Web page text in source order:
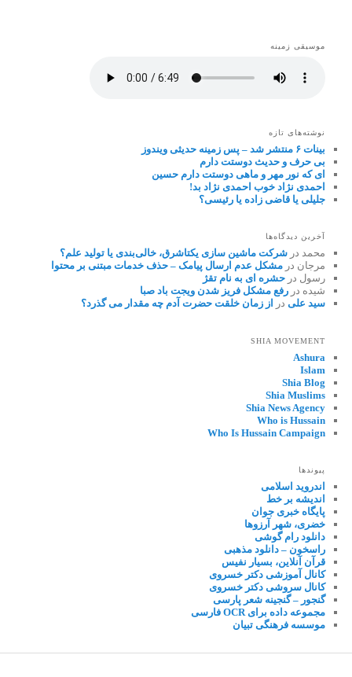
موسیقی زمینه
نوشته‌های تازه
بینات ۶ منتشر شد – پس زمینه حدیثی ویندوز
بی حرف و حدیث دوستت دارم
ای که نور مهر و ماهی دوستت دارم حسین
احمدی نژاد خوب احمدی نژاد بد!
جلیلی یا قاضی زاده یا رئیسی؟
آخرین دیدگاه‌ها
محمد درشرکت ماشین سازی یکتاشرق، خالی‌بندی یا تولید علم؟
مرجان درمشکل عدم ارسال پیامک – حذف خدمات مبتنی بر محتوا
رسول درحشره ای به نام تقژ
شیده دررفع مشکل فریز شدن ویجت باد صبا
سید علی در از زمان خلقت حضرت آدم چه مقدار می گذرد؟
SHIA MOVEMENT
Ashura
Islam
Shia Blog
Shia Muslims
Shia News Agency
Who is Hussain
Who Is Hussain Campaign
پیوندها
اندروید اسلامی
اندیشه بر خط
پایگاه خبری جوان
خضری، شهر آرزوها
دانلود رام گوشی
راسخون – دانلود مذهبی
قرآن آنلاین، بسیار نفیس
کانال آموزشی دکتر خسروی
کانال سروشی دکتر خسروی
گنجور – گنجینه شعر پارسی
مجموعه داده برای OCR فارسی
موسسه فرهنگی تبیان